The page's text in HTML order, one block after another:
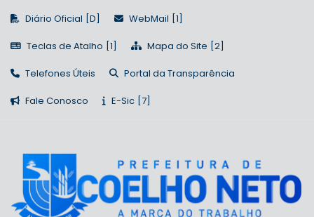
Diário Oficial WebMail
Teclas de Atalho Mapa do Site
Telefones Úteis Portal da Transparência
Fale Conosco E-Sic